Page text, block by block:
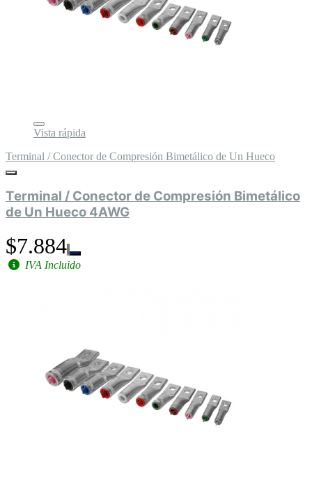
Vista rápida
Terminal / Conector de Compresión Bimetálico de Un Hueco
Terminal / Conector de Compresión Bimetálico
de Un Hueco 4AWG
$7.884
IVA Incluido